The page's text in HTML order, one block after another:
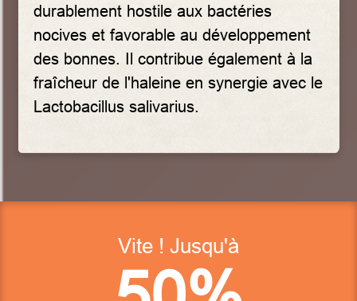
durablement hostile aux bactéries
nocives et favorable au développement
des bonnes. Il contribue également à la
fraîcheur de l'haleine en synergie avec le
Lactobacillus salivarius.
Vite ! Jusqu'à